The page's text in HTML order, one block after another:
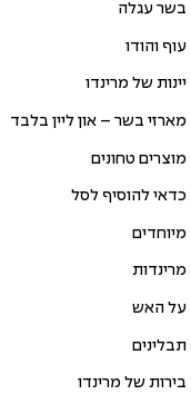
בשר עגלה
עוף והודו
יינות של מרינדו
מארזי בשר – און ליין בלבד
מוצרים טחונים
כדאי להוסיף לסל
מיוחדים
מרינדות
על האש
תבלינים
בירות של מרינדו